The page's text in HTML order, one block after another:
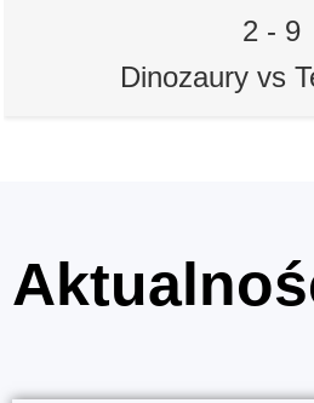
2 - 9
Dinozaury vs